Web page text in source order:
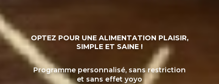
OPTEZ POUR UNE ALIMENTATION PLAISIR,
SIMPLE ET SAINE !
Programme personnalisé, sans restriction
et sans effet yoyo